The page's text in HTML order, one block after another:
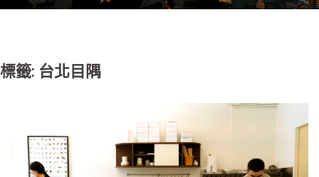
標籤: 台北目隅